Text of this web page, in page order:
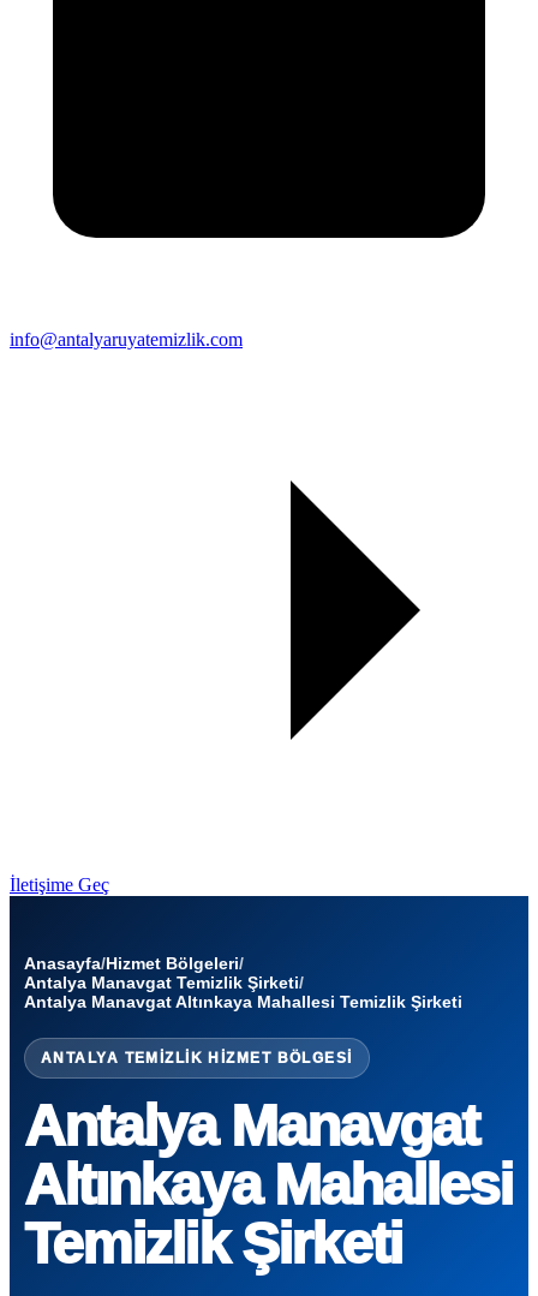
info@antalyaruyatemizlik.com
İletişime Geç
Anasayfa/Hizmet Bölgeleri/
Antalya Manavgat Temizlik Şirketi/
Antalya Manavgat Altınkaya Mahallesi Temizlik Şirketi
ANTALYA TEMIZLIK HIZMET BÖLGESI
Antalya Manavgat
Altınkaya Mahallesi
Temizlik Şirketi